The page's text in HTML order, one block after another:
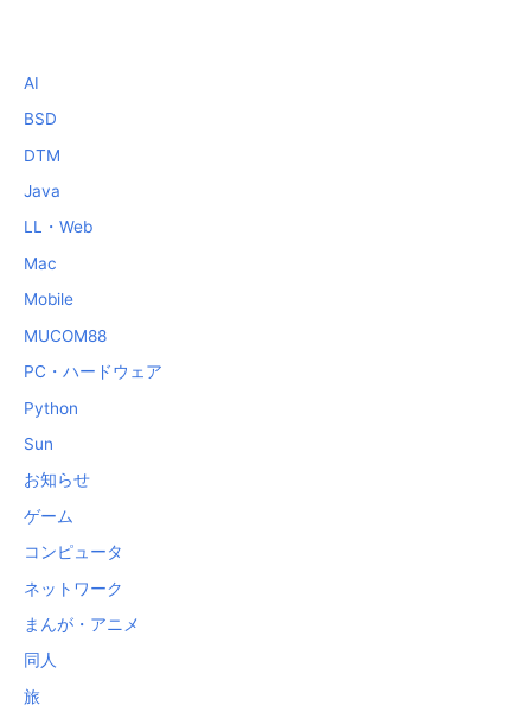
AI
BSD
DTM
Java
LL・Web
Mac
Mobile
MUCOM88
PC・ハードウェア
Python
Sun
お知らせ
ゲーム
コンピュータ
ネットワーク
まんが・アニメ
同人
旅